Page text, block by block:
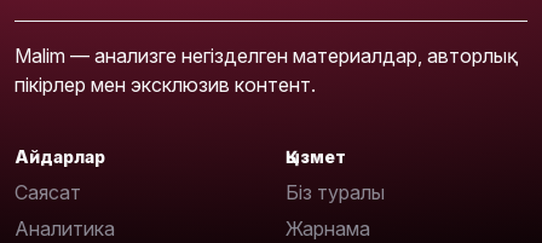
Malim — анализге негізделген материалдар, авторлық
пікірлер мен эксклюзив контент.
Айдарлар
Саясат
Аналитика
Қызмет
Біз туралы
Жарнама